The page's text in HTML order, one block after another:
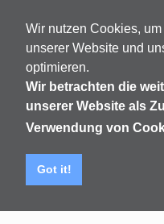
Wir nutzen Cookies,
unserer Website und
optimieren.
Wir betrachten die
unserer Website als
Verwendung von
Got it!
Noch keine